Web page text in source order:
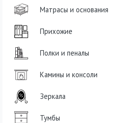
Матрасы и основания
Прихожие
Полки и пеналы
Камины и консоли
Зеркала
Тумбы